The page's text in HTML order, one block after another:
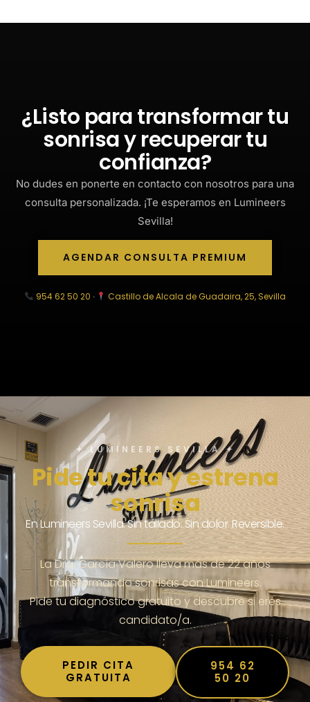
¿Listo para transformar tu
sonrisa y recuperar tu
confianza?
No dudes en ponerte en contacto con nosotros para una
consulta personalizada. ¡Te esperamos en Lumineers
Sevilla!
AGENDAR CONSULTA PREMIUM
954 62 50 20 · Castillo de Alcala de Guadaira, 25, Sevilla
✦ LUMINEERS SEVILLA ✦
Pide tu cita y estrena
sonrisa
En Lumineers Sevilla. Sin tallado. Sin dolor. Reversible.
La Dra. García Valero lleva más de 22 años
transformando sonrisas con Lumineers.
Pide tu diagnóstico gratuito y descubre si eres
candidato/a.
PEDIR CITA
GRATUITA
954 62
50 20